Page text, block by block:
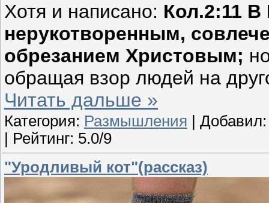
Хотя и написано: Кол.2:11
нерукотворенным,
обрезанием Христовым;
обращая взор людей на
Читать дальше »
Категория: Размышления |
| Рейтинг: 5.0/9
"Уродливый кот"(рассказ)